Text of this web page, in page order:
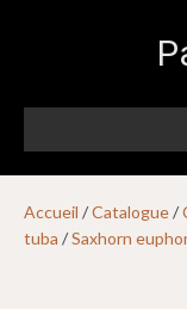
Accueil /Catalogue/
tuba /Saxhorn